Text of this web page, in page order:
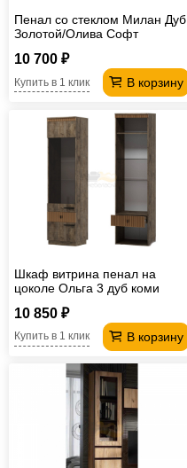
Пенал со стеклом Милан Дуб
Золотой/Олива Софт
10 700 ₽
В корзину
Купить в 1 клик
Шкаф витрина пенал на
цоколе Ольга 3 дуб коми
10 850 ₽
В корзину
Купить в 1 клик